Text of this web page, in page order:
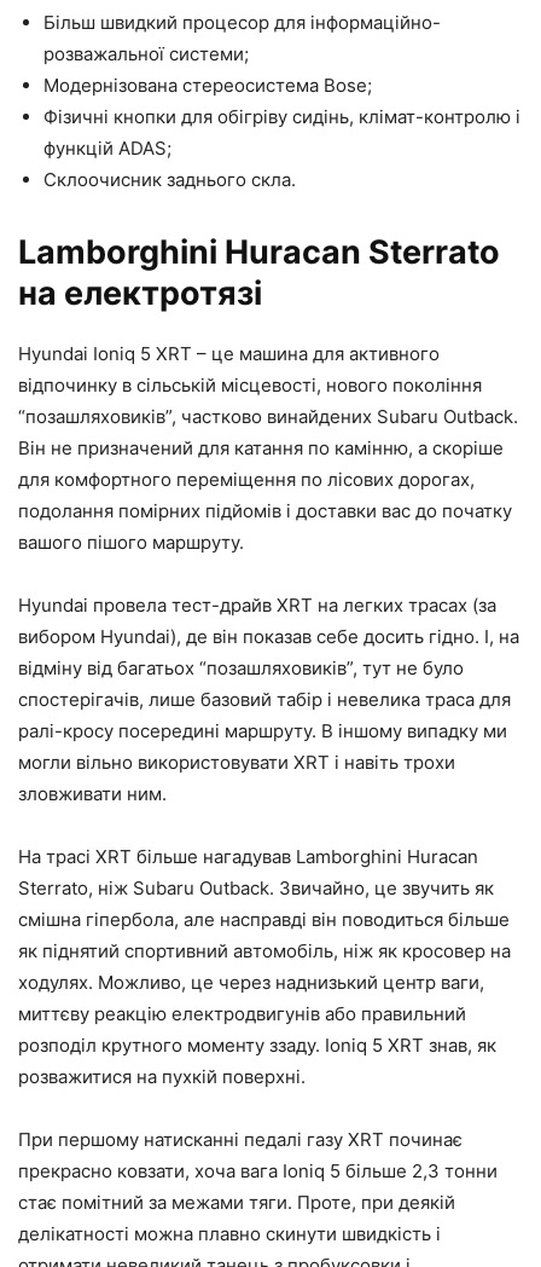
Більш швидкий процесор для інформаційно-
розважальної системи;
Модернізована стереосистема Bose;
Фізичні кнопки для обігріву сидінь, клімат-контролю і
функцій ADAS;
Склоочисник заднього скла.
Lamborghini Huracan Sterrato
на електротязі
Hyundai Ioniq 5 XRT – це машина для активного
відпочинку в сільській місцевості, нового покоління
“позашляховиків”, частково винайдених Subaru Outback.
Він не призначений для катання по камінню, а скоріше
для комфортного переміщення по лісових дорогах,
подолання помірних підйомів і доставки вас до початку
вашого пішого маршруту.
Hyundai провела тест-драйв XRT на легких трасах (за
вибором Hyundai), де він показав себе досить гідно. І, на
відміну від багатьох “позашляховиків”, тут не було
спостерігачів, лише базовий табір і невелика траса для
ралі-кросу посередині маршруту. В іншому випадку ми
могли вільно використовувати XRT і навіть трохи
зловживати ним.
На трасі XRT більше нагадував Lamborghini Huracan
Sterrato, ніж Subaru Outback. Звичайно, це звучить як
смішна гіпербола, але насправді він поводиться більше
як піднятий спортивний автомобіль, ніж як кросовер на
ходулях. Можливо, це через наднизький центр ваги,
миттєву реакцію електродвигунів або правильний
розподіл крутного моменту ззаду. Ioniq 5 XRT знав, як
розважитися на пухкій поверхні.
При першому натисканні педалі газу XRT починає
прекрасно ковзати, хоча вага Ioniq 5 більше 2,3 тонни
стає помітний за межами тяги. Проте, при деякій
делікатності можна плавно скинути швидкість і